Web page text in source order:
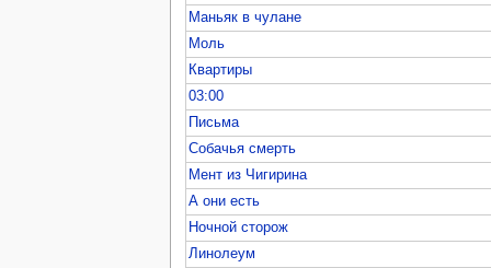
Маньяк в чулане
Моль
Квартиры
03:00
Письма
Собачья смерть
Мент из Чигирина
А они есть
Ночной сторож
Линолеум